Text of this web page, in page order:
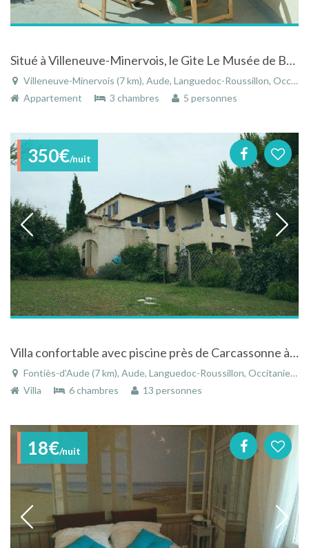
Situé à Villeneuve-Minervois, le Gite Le Musée de Bernadette et Xavier
Villeneuve-Minervois (7 km), Aude, Languedoc-Roussillon, Occitanie, France
Appartement
3 chambres 5 personnes
350€/nuit
Villa confortable avec piscine près de Carcassonne à Fontiès-d'Aude dans le Languedoc-Roussillon
Fontiès-d'Aude (7 km), Aude, Languedoc-Roussillon, Occitanie, France
Villa
6 chambres 13 personnes
18€/nuit